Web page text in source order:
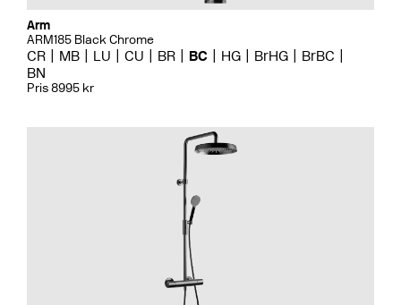
Arm
ARM185 Black Chrome
CR MB LU CU BR BC HG BrHG
BrBC
BN
Pris 8995 kr